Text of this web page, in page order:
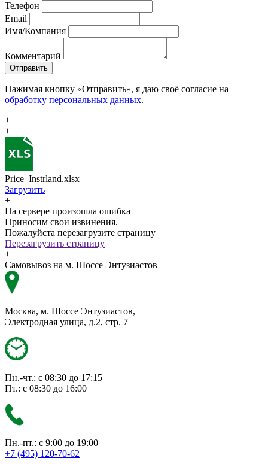
Телефон
Email
Имя/Компания
Комментарий
Отправить
Нажимая кнопку «Отправить», я даю своё согласие на
обработку персональных данных.
+
+
Price_Instrland.xlsx
Загрузить
+
На сервере произошла ошибка
Приносим свои извинения.
Пожалуйста перезагрузите страницу
Перезагрузить страницу
+
Самовывоз на м. Шоссе Энтузиастов
Москва, м. Шоссе Энтузиастов,
Электродная улица, д.2, стр. 7
Пн.-чт.: с 08:30 до 17:15
Пт.: с 08:30 до 16:00
Пн.-пт.: с 9:00 до 19:00
+7 (495) 120-70-62